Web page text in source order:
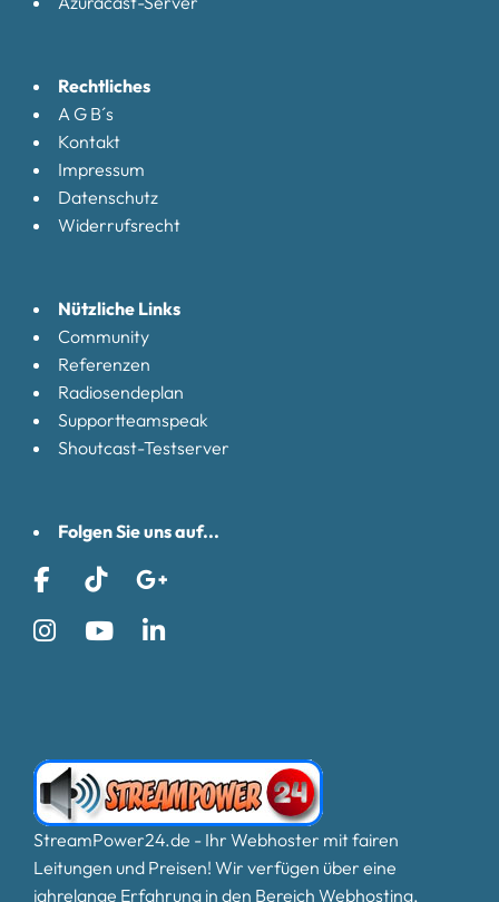
Rechtliches
A G B´s
Kontakt
Impressum
Datenschutz
Widerrufsrecht
Nützliche Links
Community
Referenzen
Radiosendeplan
Supportteamspeak
Shoutcast-Testserver
Folgen Sie uns auf...
StreamPower24.de - Ihr Webhoster mit fairen
Leitungen und Preisen! Wir verfügen über eine
jahrelange Erfahrung in den Bereich Webhosting,